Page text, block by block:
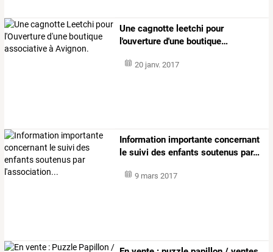
Une cagnotte leetchi pour
l'ouverture d'une boutique…
20 janv. 2017
Information importante concernant
le suivi des enfants soutenus par…
9 mars 2017